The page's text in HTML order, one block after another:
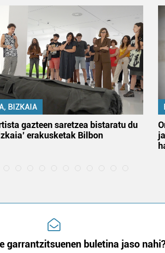
BIZKAIA
gazteen saretzea bistaratu du
erakusketak Bilbon
garrantzitsuenen buletina jaso